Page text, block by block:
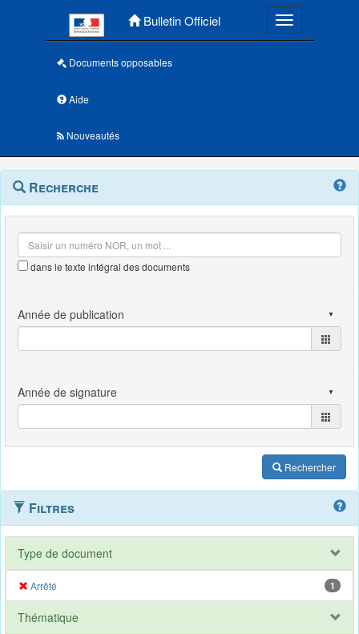
Bulletin Officiel Toggle
Documents opposables
Aide
Nouveautés
Navigation
outils
Menu
contextuel
Recherche
dans le texte intégral des documents
Rechercher
Filtres
Type de document
Arrêté 1
Thématique